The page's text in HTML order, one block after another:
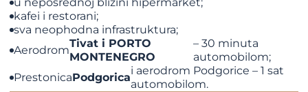
kafei i restorani;
sva neophodna infrastruktura;
Aerodrom
Tivat i PORTO
MONTENEGRO
– 30 minuta
automobilom;
PrestonicaPodgorica
i aerodrom Podgorice – 1 sat
automobilom.